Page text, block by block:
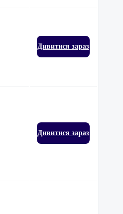
Дивитися зараз
Дивитися зараз